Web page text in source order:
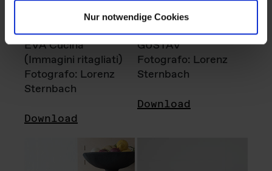
Nur notwendige Cookies
EVA Cucina
(Immagini ritagliati)
Fotografo: Lorenz
Sternbach
Download
GUSTAV
Fotografo: Lorenz
Sternbach
Download